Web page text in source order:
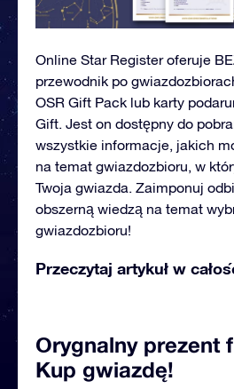
Online Star Register oferuje
przewodnik po
OSR Gift Pack lub karty
Gift. Jest on dostępny do
wszystkie informacje, jakich
na temat gwiazdozbioru, w
Twoja gwiazda. Zaimponuj
obszerną wiedzą na temat
gwiazdozbioru!
Przeczytaj artykuł w
Orygnalny prezent
Kup gwiazdę!